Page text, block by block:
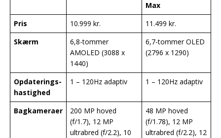
Max
Pris
10.999 kr.
11.499 kr.
Skærm
6,8-tommer
AMOLED (3088 x
1440)
6,7-tommer OLED
(2796 x 1290)
Opdaterings-
hastighed
1 – 120Hz adaptiv 1 – 120Hz adaptiv
Bagkameraer
200 MP hoved
(f/1.7), 12 MP
ultrabred (f/2.2), 10
48 MP hoved
(f/1.78), 12 MP
ultrabred (f/2.2), 12